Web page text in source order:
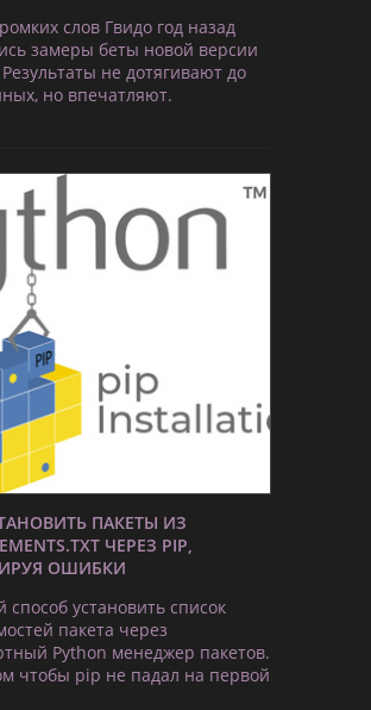
слов Гвидо год назад
замеры беты новой версии
не дотягивают до
но впечатляют.
ПАКЕТЫ ИЗ
ЧЕРЕЗ PIP,
ОШИБКИ
способ установить список
пакета через
Python менеджер пакетов.
чтобы pip не падал на первой